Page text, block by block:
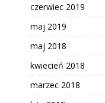
czerwiec 2019
maj 2019
maj 2018
kwiecień 2018
marzec 2018